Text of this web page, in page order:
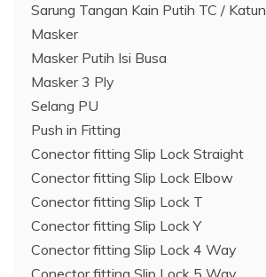
Sarung Tangan Kain Putih TC / Katun
Masker
Masker Putih Isi Busa
Masker 3 Ply
Selang PU
Push in Fitting
Conector fitting Slip Lock Straight
Conector fitting Slip Lock Elbow
Conector fitting Slip Lock T
Conector fitting Slip Lock Y
Conector fitting Slip Lock 4 Way
Conector fitting Slip Lock 5 Way